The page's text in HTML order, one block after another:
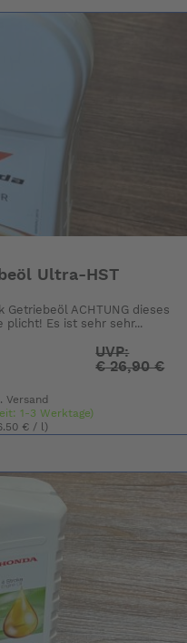
Ultra-HST
Getriebeöl ACHTUNG dieses
Es ist sehr sehr...
UVP:
€26,90 €
Versand
1-3 Werktage)
€ / l)